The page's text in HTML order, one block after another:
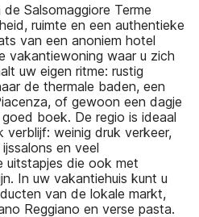
Salsomaggiore Terme
ruimte en een authentieke
van een anoniem hotel
vakantiewoning waar u zich
uw eigen ritme: rustig
de thermale baden, een
of gewoon een dagje
boek. De regio is ideaal
verblijf: weinig druk verkeer,
en veel
uitstapjes die ook met
In uw vakantiehuis kunt u
van de lokale markt,
Reggiano en verse pasta.